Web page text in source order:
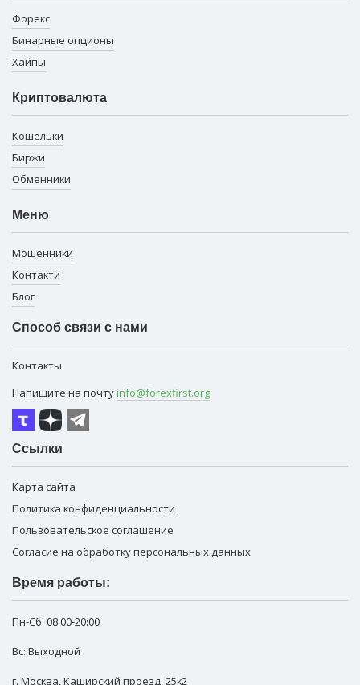
Форекс
Бинарные опционы
Хайпы
Криптовалюта
Кошельки
Биржи
Обменники
Меню
Мошенники
Контакти
Блог
Способ связи с нами
Контакты
Напишите на почту info@forexfirst.org
Ссылки
Карта сайта
Политика конфиденциальности
Пользовательское соглашение
Согласие на обработку персональных данных
Время работы:
Пн-Сб: 08:00-20:00
Вс: Выходной
г. Москва,Каширский проезд, 25к2